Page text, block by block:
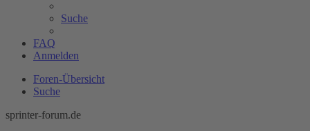
Suche
FAQ
Anmelden
Foren-Übersicht
Suche
sprinter-forum.de